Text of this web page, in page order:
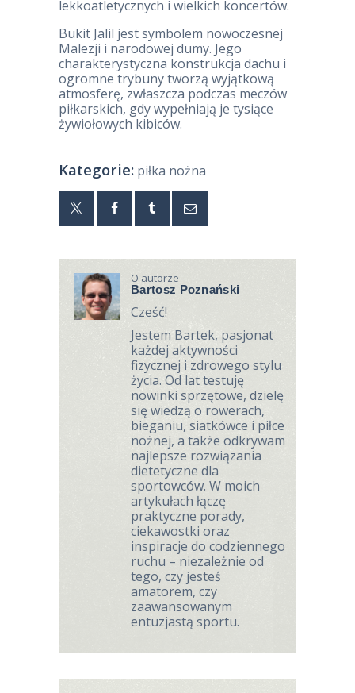
lekkoatletycznych i wielkich koncertów.
Bukit Jalil jest symbolem nowoczesnej
Malezji i narodowej dumy. Jego
charakterystyczna konstrukcja dachu i
ogromne trybuny tworzą wyjątkową
atmosferę, zwłaszcza podczas meczów
piłkarskich, gdy wypełniają je tysiące
żywiołowych kibiców.
Kategorie: piłka nożna
O autorze
Bartosz Poznański
Cześć!
Jestem Bartek, pasjonat
każdej aktywności
fizycznej i zdrowego stylu
życia. Od lat testuję
nowinki sprzętowe, dzielę
się wiedzą o rowerach,
bieganiu, siatkówce i piłce
nożnej, a także odkrywam
najlepsze rozwiązania
dietetyczne dla
sportowców. W moich
artykułach łączę
praktyczne porady,
ciekawostki oraz
inspiracje do codziennego
ruchu – niezależnie od
tego, czy jesteś
amatorem, czy
zaawansowanym
entuzjastą sportu.